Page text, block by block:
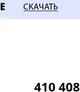
410 408